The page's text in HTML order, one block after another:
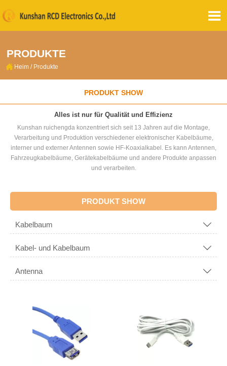

PRODUKTE
 Heim / Produkte
PRODUKT SHOW
Alles ist nur für Qualität und Effizienz
Kunshan ruichengda konzentriert sich seit 13 Jahren auf die Montage,
Verarbeitung und Produktion verschiedener elektronischer Kabelbäume,
interner und externer Antennen sowie HF-Koaxialkabel. Es kann Antennen,
Fahrzeugkabelbäume, Gerätekabelbäume und andere Produkte anpassen
und verarbeiten.
PRODUKT SHOW
Kabelbaum 
Kabel- und Kabelbaum 
Antenna 